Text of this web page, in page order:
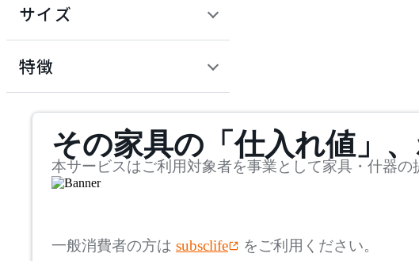
オフプライス什器
ADAL
アダルトータルインテリ
アコレクション
サイズ
mm
検索
~
~
特徴
その家具の「仕入れ値」、
本サービスはご利用対象者を事業として家具・什器
一般消費者の方は subsclife をご利用ください。